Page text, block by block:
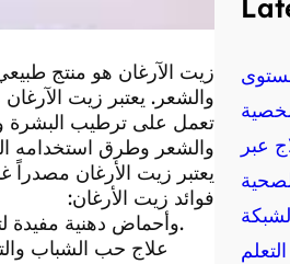
زيت الآرغان هو منتج
والشعر. يعتبر زيت
تعمل على ترطيب البشرة
والشعر وطرق استخدامه
يعتبر زيت الأرغان مصدراً
فوائد زيت الأرغان:
1. ترطيب البشرة: يحتوي زيت الأرغان على فيتامين E وأحماض دهنية مفيدة لترطيب البشرة ومكافحة الجفاف.
عبر